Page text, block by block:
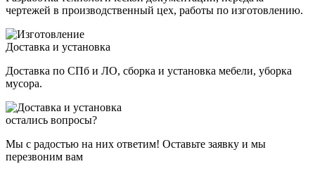
чертежей в производственный цех, работы по изготовлению.
Доставка и установка
Доставка по СПб и ЛО, сборка и установка мебели, уборка
мусора.
остались вопросы?
Мы с радостью на них ответим! Оставьте заявку и мы
перезвоним вам